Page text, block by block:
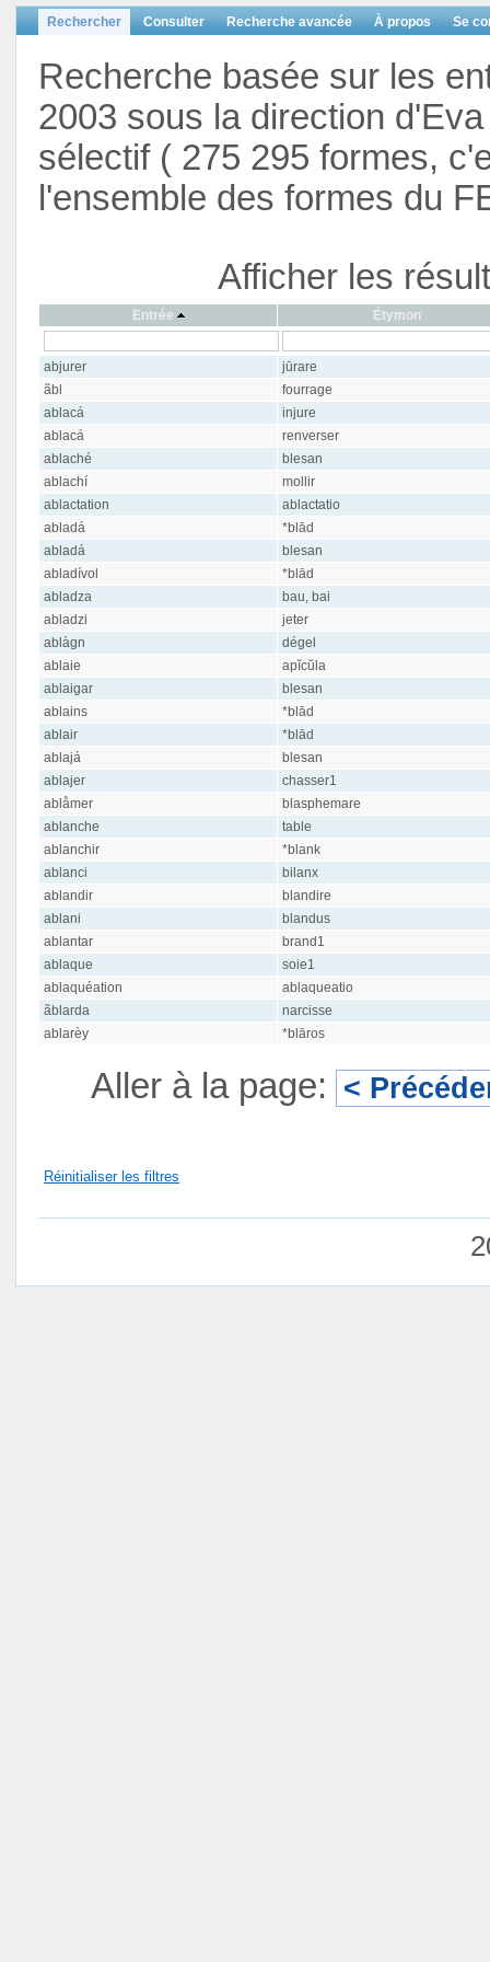
Rechercher Consulter Recherche avancée À propos Se
Recherche basée sur les
2003 sous la direction
sélectif ( 275 295 formes,
l'ensemble des formes du
Afficher les
Entrée Étymon
abjurer
jūrare
ãbl
fourrage
ablacá
injure
ablacá
renverser
ablaché
blesan
ablachí
mollir
ablactation
ablactatio
abladá
*blād
abladá
blesan
abladívol
*blād
abladza
bau, bai
abladzi
jeter
ablàgn
dégel
ablaie
apĭcŭla
ablaigar
blesan
ablains
*blād
ablair
*blād
ablajá
blesan
ablajer
chasser1
ablåmer
blasphemare
ablanche
table
ablanchir
*blank
ablanci
bilanx
ablandir
blandire
ablani
blandus
ablantar
brand1
ablaque
soie1
ablaquéation
ablaqueatio
ãblarda
narcisse
ablarèy
*blāros
Aller à la page: <
Réinitialiser les filtres